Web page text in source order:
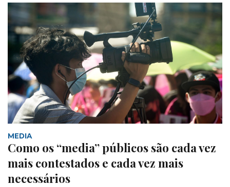
MEDIA
Como os “media” públicos são cada vez
mais contestados e cada vez mais
necessários